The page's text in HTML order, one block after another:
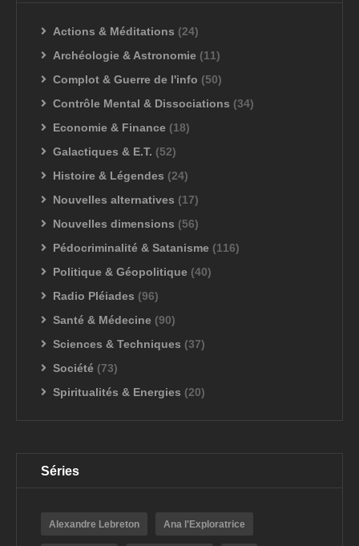
Actions & Méditations (24)
Archéologie & Astronomie (11)
Complot & Guerre de l'info (50)
Contrôle Mental & Dissociations (34)
Economie & Finance (18)
Galactiques & E.T. (52)
Histoire & Légendes (24)
Nouvelles alternatives (17)
Nouvelles dimensions (56)
Pédocriminalité & Satanisme (116)
Politique & Géopolitique (40)
Radio Pléiades (96)
Santé & Médecine (90)
Sciences & Techniques (37)
Société (73)
Spiritualités & Energies (20)
Séries
Alexandre Lebreton Ana l'Exploratrice